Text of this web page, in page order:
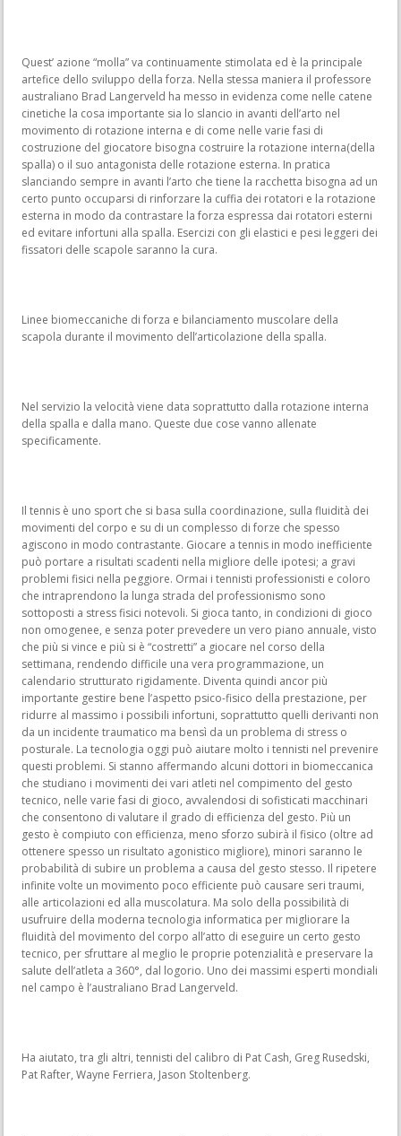
Quest’ azione “molla” va continuamente stimolata ed è la principale
artefice dello sviluppo della forza. Nella stessa maniera il professore
australiano Brad Langerveld ha messo in evidenza come nelle catene
cinetiche la cosa importante sia lo slancio in avanti dell’arto nel
movimento di rotazione interna e di come nelle varie fasi di
costruzione del giocatore bisogna costruire la rotazione interna(della
spalla) o il suo antagonista delle rotazione esterna. In pratica
slanciando sempre in avanti l’arto che tiene la racchetta bisogna ad un
certo punto occuparsi di rinforzare la cuffia dei rotatori e la rotazione
esterna in modo da contrastare la forza espressa dai rotatori esterni
ed evitare infortuni alla spalla. Esercizi con gli elastici e pesi leggeri dei
fissatori delle scapole saranno la cura.
Linee biomeccaniche di forza e bilanciamento muscolare della
scapola durante il movimento dell’articolazione della spalla.
Nel servizio la velocità viene data soprattutto dalla rotazione interna
della spalla e dalla mano. Queste due cose vanno allenate
specificamente.
Il tennis è uno sport che si basa sulla coordinazione, sulla fluidità dei
movimenti del corpo e su di un complesso di forze che spesso
agiscono in modo contrastante. Giocare a tennis in modo inefficiente
può portare a risultati scadenti nella migliore delle ipotesi; a gravi
problemi fisici nella peggiore. Ormai i tennisti professionisti e coloro
che intraprendono la lunga strada del professionismo sono
sottoposti a stress fisici notevoli. Si gioca tanto, in condizioni di gioco
non omogenee, e senza poter prevedere un vero piano annuale, visto
che più si vince e più si è “costretti” a giocare nel corso della
settimana, rendendo difficile una vera programmazione, un
calendario strutturato rigidamente. Diventa quindi ancor più
importante gestire bene l’aspetto psico-fisico della prestazione, per
ridurre al massimo i possibili infortuni, soprattutto quelli derivanti non
da un incidente traumatico ma bensì da un problema di stress o
posturale. La tecnologia oggi può aiutare molto i tennisti nel prevenire
questi problemi. Si stanno affermando alcuni dottori in biomeccanica
che studiano i movimenti dei vari atleti nel compimento del gesto
tecnico, nelle varie fasi di gioco, avvalendosi di sofisticati macchinari
che consentono di valutare il grado di efficienza del gesto. Più un
gesto è compiuto con efficienza, meno sforzo subirà il fisico (oltre ad
ottenere spesso un risultato agonistico migliore), minori saranno le
probabilità di subire un problema a causa del gesto stesso. Il ripetere
infinite volte un movimento poco efficiente può causare seri traumi,
alle articolazioni ed alla muscolatura. Ma solo della possibilità di
usufruire della moderna tecnologia informatica per migliorare la
fluidità del movimento del corpo all’atto di eseguire un certo gesto
tecnico, per sfruttare al meglio le proprie potenzialità e preservare la
salute dell’atleta a 360°, dal logorio. Uno dei massimi esperti mondiali
nel campo è l’australiano Brad Langerveld.
Ha aiutato, tra gli altri, tennisti del calibro di Pat Cash, Greg Rusedski,
Pat Rafter, Wayne Ferriera, Jason Stoltenberg.